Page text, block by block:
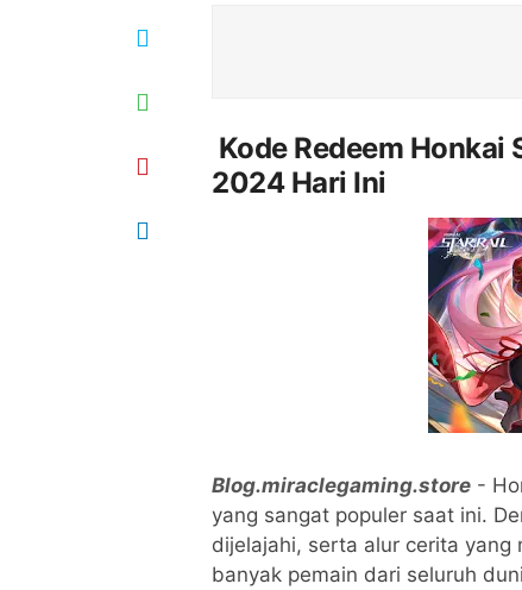
Kode Redeem Honkai
2024 Hari Ini
Blog.miraclegaming.store -
yang sangat populer saat ini.
dijelajahi, serta alur cerita yang
banyak pemain dari seluruh